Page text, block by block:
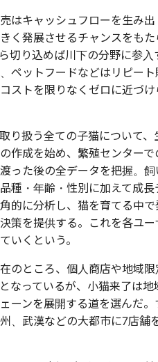
はキャッシュフローを生み出
く発展させるチャンスをもた
切り込めば川下の分野に参入
ペットフードなどはリピート
ストを限りなくゼロに近づけ
り扱う全ての子猫について、
作成を始め、繁殖センターで
った後の全データを把握。飼
種・年齢・性別に加えて成長
的に分析し、猫を育てる中で
策を提供する。これを各ユー
いくという。
のところ、個人商店や地域限
なっているが、小猫来了は地
ーンを展開する道を選んだ。
、武漢などの大都市に7店舗